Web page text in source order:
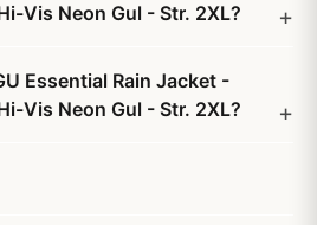
Vis Neon Gul - Str. 2XL?
Essential Rain Jacket -
Vis Neon Gul - Str. 2XL?